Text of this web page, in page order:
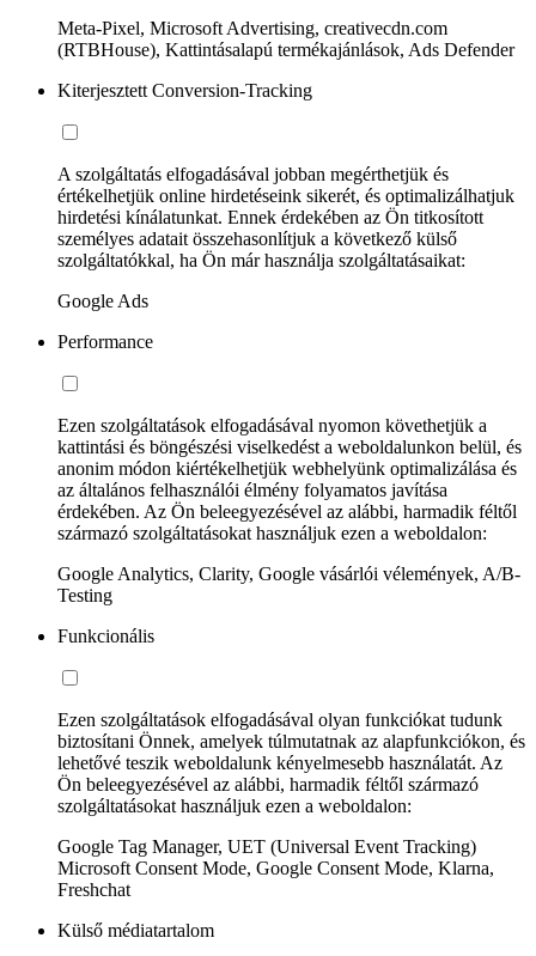
Meta-Pixel, Microsoft Advertising, creativecdn.com
(RTBHouse), Kattintásalapú termékajánlások, Ads Defender
Kiterjesztett Conversion-Tracking
A szolgáltatás elfogadásával jobban megérthetjük és
értékelhetjük online hirdetéseink sikerét, és optimalizálhatjuk
hirdetési kínálatunkat. Ennek érdekében az Ön titkosított
személyes adatait összehasonlítjuk a következő külső
szolgáltatókkal, ha Ön már használja szolgáltatásaikat:
Google Ads
Performance
Ezen szolgáltatások elfogadásával nyomon követhetjük a
kattintási és böngészési viselkedést a weboldalunkon belül, és
anonim módon kiértékelhetjük webhelyünk optimalizálása és
az általános felhasználói élmény folyamatos javítása
érdekében. Az Ön beleegyezésével az alábbi, harmadik féltől
származó szolgáltatásokat használjuk ezen a weboldalon:
Google Analytics, Clarity, Google vásárlói vélemények, A/B-
Testing
Funkcionális
Ezen szolgáltatások elfogadásával olyan funkciókat tudunk
biztosítani Önnek, amelyek túlmutatnak az alapfunkciókon, és
lehetővé teszik weboldalunk kényelmesebb használatát. Az
Ön beleegyezésével az alábbi, harmadik féltől származó
szolgáltatásokat használjuk ezen a weboldalon:
Google Tag Manager, UET (Universal Event Tracking)
Microsoft Consent Mode, Google Consent Mode, Klarna,
Freshchat
Külső médiatartalom